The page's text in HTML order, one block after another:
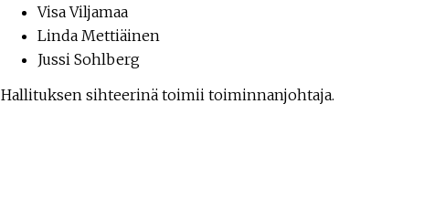
Visa Viljamaa
Linda Mettiäinen
Jussi Sohlberg
Hallituksen sihteerinä toimii toiminnanjohtaja.